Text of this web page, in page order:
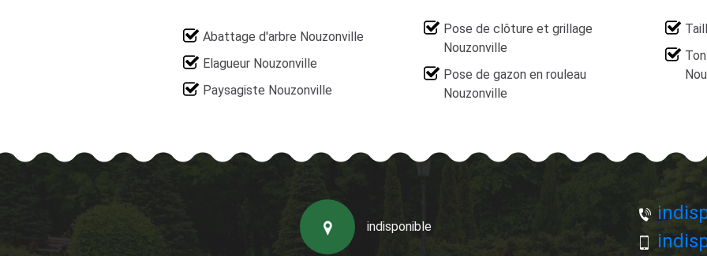
Abattage d'arbre Nouzonville
Elagueur Nouzonville
Paysagiste Nouzonville
Pose de clôture et grillage
Nouzonville
Pose de gazon en rouleau
Nouzonville
indisponible